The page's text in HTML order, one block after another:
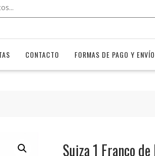
CONTACTO FORMAS DE PAGO Y
Suiza 1 Franco